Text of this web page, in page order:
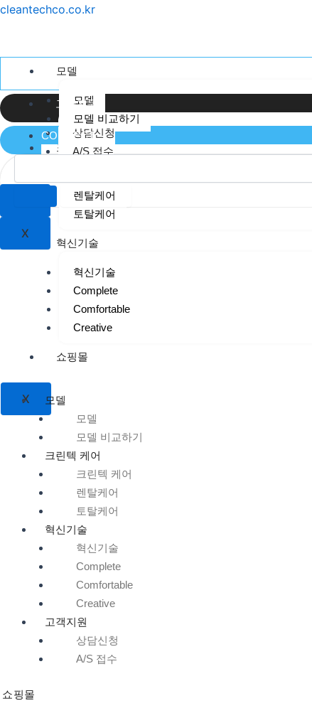
콘
너
뛰
기
cleantechco.co.kr
모델
모델
모델 비교하기
크린텍케어
렌탈케어
토탈케어
혁신기술
혁신기술
Complete
Comfortable
Creative
쇼핑몰
X
고객지원
상담신청
A/S 접수
CONNECT
X
Menu
모델
모델
모델 비교하기
크린텍 케어
크린텍 케어
렌탈케어
토탈케어
혁신기술
혁신기술
Complete
Comfortable
Creative
고객지원
상담신청
A/S 접수
쇼핑몰